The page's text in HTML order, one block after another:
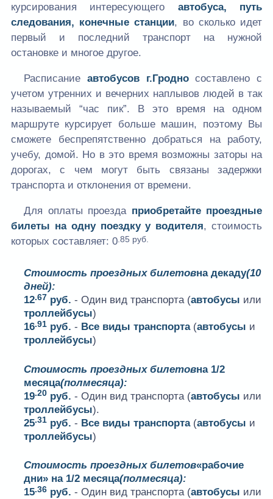
курсирования интересующего автобуса, путь
следования, конечные станции, во сколько идет
первый и последний транспорт на нужной
остановке и многое другое.
Расписание автобусов г.Гродносоставлено с
учетом утренних и вечерних наплывов людей в так
называемый “час пик”. В это время на одном
маршруте курсирует больше машин, поэтому Вы
сможете беспрепятственно добраться на работу,
учебу, домой. Но в это время возможны заторы на
дорогах, с чем могут быть связаны задержки
транспорта и отклонения от времени.
Для оплаты проезда приобретайте проездные
билеты на одну поездку у водителя, стоимость
которых составляет: 0 .85 руб.
Стоимость проездных билетовна декаду(10
дней):
12.67 руб. - Один вид транспорта (автобусы или
троллейбусы)
16.91 руб. - Все виды транспорта(автобусы и
троллейбусы)
Стоимость проездных билетовна 1/2
месяца(полмесяца):
19.20 руб. - Один вид транспорта (автобусы или
троллейбусы).
25.31 руб. - Все виды транспорта(автобусы и
троллейбусы)
Стоимость проездных билетов«рабочие
дни» на 1/2 месяца(полмесяца):
15.36 руб. - Один вид транспорта (автобусы или